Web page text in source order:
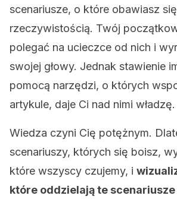
scenariusze, o które obawiasz
rzeczywistością. Twój
polegać na ucieczce od nich i
swojej głowy. Jednak stawienie
pomocą narzędzi, o których
artykule, daje Ci nad nimi władzę.
Wiedza czyni Cię potężnym.
scenariuszy, których się boisz,
które wszyscy czujemy, i
które oddzielają te